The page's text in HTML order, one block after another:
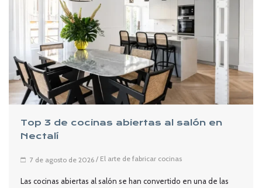
Top 3 de cocinas abiertas al salón en
Nectalí
7 de agosto de 2026 / El arte de fabricar cocinas
Las cocinas abiertas al salón se han convertido en una de las